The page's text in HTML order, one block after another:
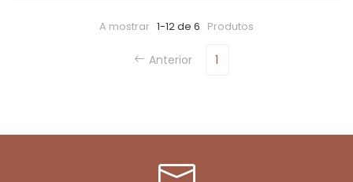
A mostrar 1-12 de 6 Produtos
Anterior 1